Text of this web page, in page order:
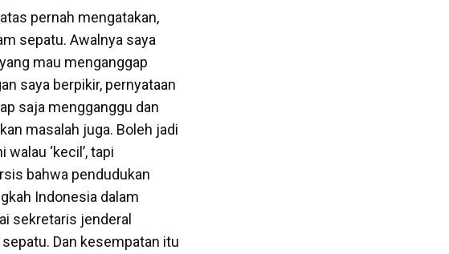
pernah mengatakan,
sepatu. Awalnya saya
mau menganggap
saya berpikir, pernyataan
saja mengganggu dan
masalah juga. Boleh jadi
‘kecil’, tapi
bahwa pendudukan
Indonesia dalam
sekretaris jenderal
Dan kesempatan itu